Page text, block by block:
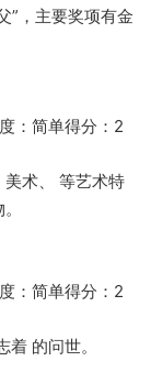
”，主要奖项有金
：简单得分：2
术、 等艺术特
：简单得分：2
的问世。